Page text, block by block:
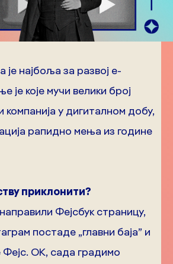
је најбоља за развој е-
је које мучи велики број
компанија у дигиталном добу,
рапидно мења из године
приклонити?
Фејсбук страницу,
постаде „главни баја” и
ОК, сада градимо